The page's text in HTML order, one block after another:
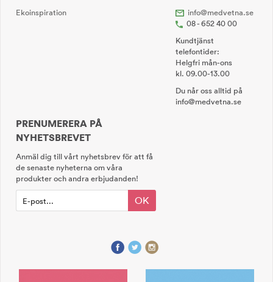
Ekoinspiration
info@medvetna.se
08 - 652 40 00
Kundtjänst
telefontider:
Helgfri mån-ons
kl. 09.00-13.00
Du når oss alltid på
info@medvetna.se
PRENUMERERA PÅ
NYHETSBREVET
Anmäl dig till vårt nyhetsbrev för att få
de senaste nyheterna om våra
produkter och andra erbjudanden!
OK